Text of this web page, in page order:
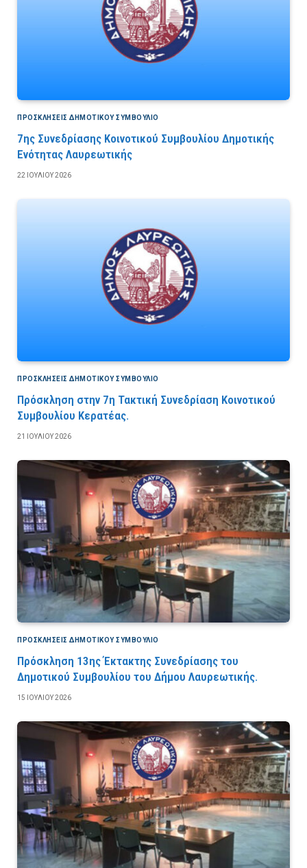
ΠΡΟΣΚΛΉΣΕΙΣ ΔΗΜΟΤΙΚΟΎ ΣΥΜΒΟΎΛΙΟ
7ης Συνεδρίασης Κοινοτικού Συμβουλίου Δημοτικής
Ενότητας Λαυρεωτικής
22 ΙΟΥΛΊΟΥ 2026
ΠΡΟΣΚΛΉΣΕΙΣ ΔΗΜΟΤΙΚΟΎ ΣΥΜΒΟΎΛΙΟ
Πρόσκληση στην 7η Τακτική Συνεδρίαση Κοινοτικού
Συμβουλίου Κερατέας.
21 ΙΟΥΛΊΟΥ 2026
ΠΡΟΣΚΛΉΣΕΙΣ ΔΗΜΟΤΙΚΟΎ ΣΥΜΒΟΎΛΙΟ
Πρόσκληση 13ης Έκτακτης Συνεδρίασης του
Δημοτικού Συμβουλίου του Δήμου Λαυρεωτικής.
15 ΙΟΥΛΊΟΥ 2026